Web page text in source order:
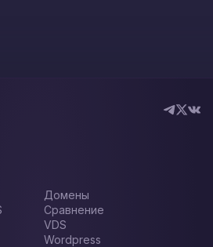
Домены
Сравнение
VDS
Wordpress